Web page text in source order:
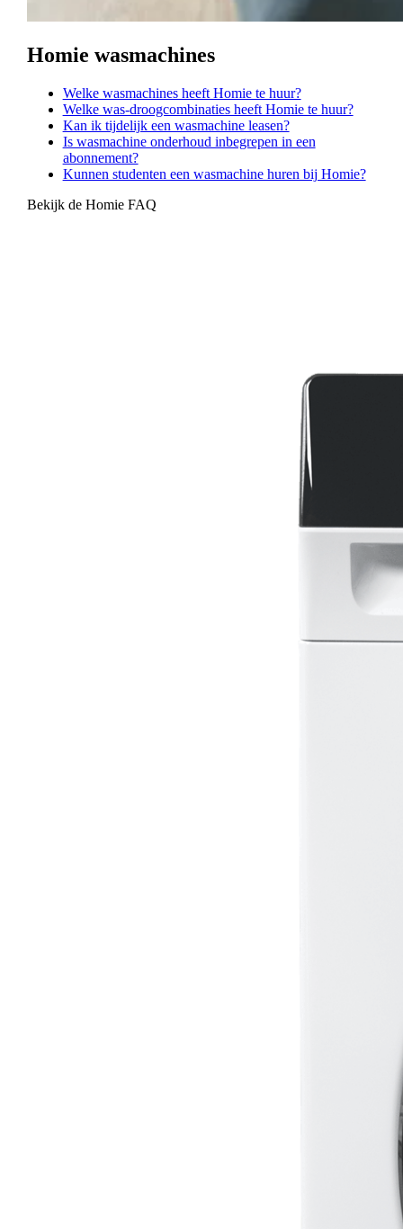
Homie wasmachines
Welke wasmachines heeft Homie te huur?
Welke was-droogcombinaties heeft Homie te huur?
Kan ik tijdelijk een wasmachine leasen?
Is wasmachine onderhoud inbegrepen in een
abonnement?
Kunnen studenten een wasmachine huren bij Homie?
Bekijk de Homie FAQ